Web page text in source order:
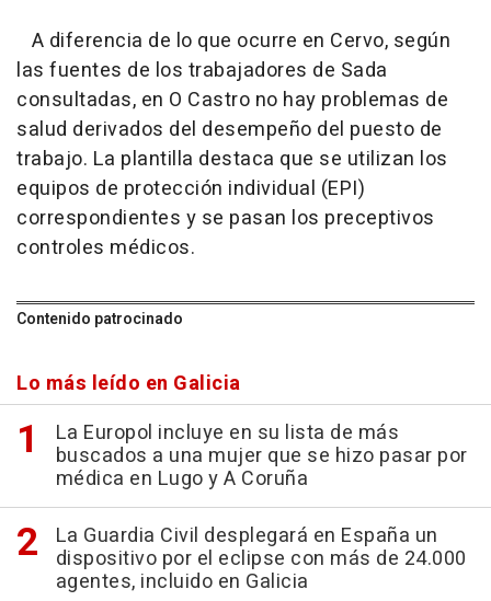
A diferencia de lo que ocurre en Cervo, según
las fuentes de los trabajadores de Sada
consultadas, en O Castro no hay problemas de
salud derivados del desempeño del puesto de
trabajo. La plantilla destaca que se utilizan los
equipos de protección individual (EPI)
correspondientes y se pasan los preceptivos
controles médicos.
Contenido patrocinado
Lo más leído en Galicia
La Europol incluye en su lista de más
buscados a una mujer que se hizo pasar por
médica en Lugo y A Coruña
La Guardia Civil desplegará en España un
dispositivo por el eclipse con más de 24.000
agentes, incluido en Galicia